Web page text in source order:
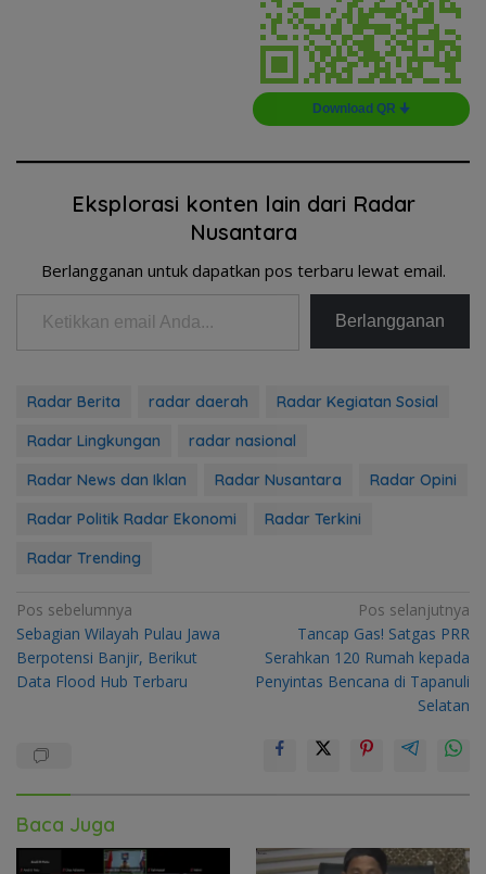
Download QR 🠋
Eksplorasi konten lain dari Radar
Nusantara
Berlangganan untuk dapatkan pos terbaru lewat email.
Ketikkan email Anda...
Berlangganan
Radar Berita radar daerah
Radar Kegiatan Sosial
Radar Lingkungan
radar nasional
Radar News dan Iklan
Radar Nusantara
Radar Opini
Radar Politik Radar Ekonomi
Radar Terkini
Radar Trending
Navigasi
pos
Pos sebelumnya
Sebagian Wilayah Pulau Jawa
Berpotensi Banjir, Berikut
Data Flood Hub Terbaru
Pos selanjutnya
Tancap Gas! Satgas PRR
Serahkan 120 Rumah kepada
Penyintas Bencana di Tapanuli
Selatan
Baca Juga